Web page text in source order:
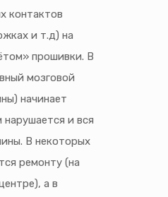
контактов
и т.д) на
прошивки. В
мозговой
начинает
и вся
В некоторых
ремонту (на
а в